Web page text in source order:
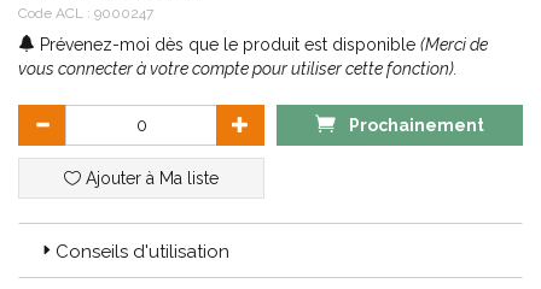
Code ACL : 9000247
Prévenez-moi dès que le produit est disponible (Merci de
vous connecter à votre compte pour utiliser cette fonction).
Prochainement
Ajouter à Ma liste
Conseils d'utilisation